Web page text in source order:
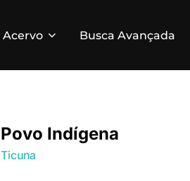
Acervo Busca Avançada
Povo Indígena
Ticuna